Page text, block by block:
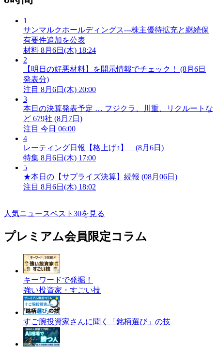
1
サンマルクホールディングス---株主優待拡充と継続保
有要件追加を公表
材料 8月6日(木) 18:24
2
【明日の好悪材料】を開示情報でチェック！ (8月6日
発表分)
注目 8月6日(木) 20:00
3
本日の決算発表予定 … フジクラ、川重、リクルートな
ど 679社 (8月7日)
注目 今日 06:00
4
レーティング日報【格上げ↑】 (8月6日)
特集 8月6日(木) 17:00
5
★本日の【サプライズ決算】続報 (08月06日)
注目 8月6日(木) 18:02
人気ニュースベスト30を見る
プレミアム会員限定コラム
キーワードで発掘！
強い投資家・すごい技
すご腕投資家さんに聞く「銘柄選び」の技